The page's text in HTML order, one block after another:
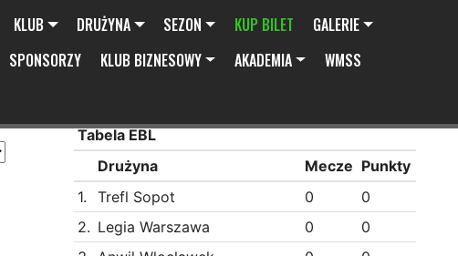
KLUB DRUŻYNA SEZON KUP BILET
GALERIE
SPONSORZY KLUB BIZNESOWY AKADEMIA WMSS
Tabela EBL
Drużyna
Mecze Punkty
1.
Trefl Sopot 0
0
2. Legia Warszawa 0
0